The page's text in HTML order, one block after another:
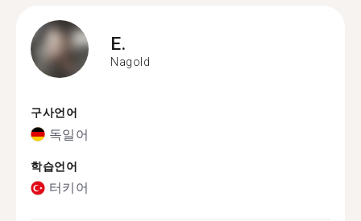
E.
Nagold
구사언어
독일어
학습언어
터키어